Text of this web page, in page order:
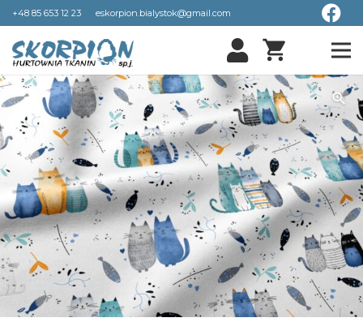
+48 85 653 12 23 eskorpion.bialystok@gmail.com
shopping_cart